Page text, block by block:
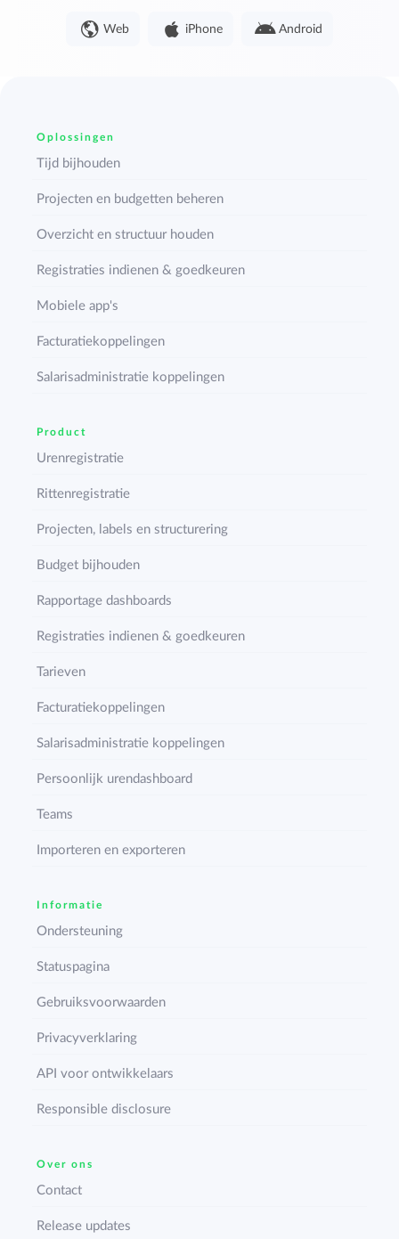
Web iPhone Android
Oplossingen
Tijd bijhouden
Projecten en budgetten beheren
Overzicht en structuur houden
Registraties indienen & goedkeuren
Mobiele app's
Facturatiekoppelingen
Salarisadministratie koppelingen
Product
Urenregistratie
Rittenregistratie
Projecten, labels en structurering
Budget bijhouden
Rapportage dashboards
Registraties indienen & goedkeuren
Tarieven
Facturatiekoppelingen
Salarisadministratie koppelingen
Persoonlijk urendashboard
Teams
Importeren en exporteren
Informatie
Ondersteuning
Statuspagina
Gebruiksvoorwaarden
Privacyverklaring
API voor ontwikkelaars
Responsible disclosure
Over ons
Contact
Release updates